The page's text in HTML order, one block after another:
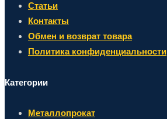
Статьи
Контакты
Обмен и возврат товара
Политика конфиденциальности
Категории
Металлопрокат